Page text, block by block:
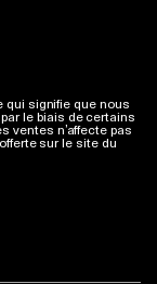
qui signifie que nous
le biais de certains
ventes n’affecte pas
sur le site du